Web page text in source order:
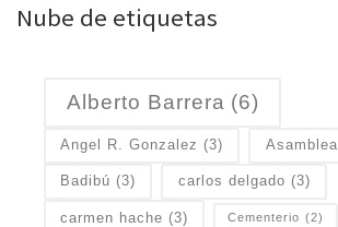
Nube de etiquetas
Alberto Barrera (6)
Angel R. Gonzalez (3) Asamblea
Badibú (3) carlos delgado (3)
carmen hache (3) Cementerio (2)